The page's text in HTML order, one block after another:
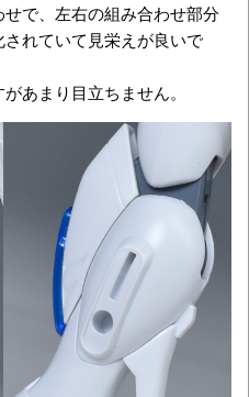
で、左右の組み合わせ部分
れていて見栄えが良いで
あまり目立ちません。